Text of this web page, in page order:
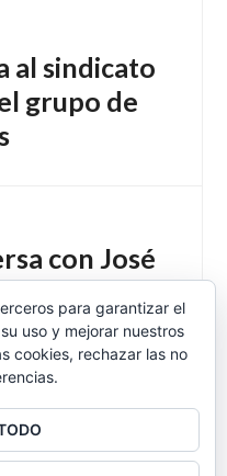
al sindicato
grupo de
con José
el libro
es del
BARRA
para garantizar el
uso y mejorar nuestros
cookies, rechazar las no